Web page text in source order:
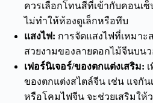
ควรเลือกโทนสีที่เข้ากับคอนเ
ไม่ทำให้ห้องดูเล็กหรือทึบ
แสงไฟ: การจัดแสงไฟที่เหมา
สวยงามของลายดอกไม้จีนบนว
เฟอร์นิเจอร์/ของตกแต่งเสริม:
ของตกแต่งสไตล์จีน เช่น แจกั
หรือโคมไฟจีน จะช่วยเสริมให้